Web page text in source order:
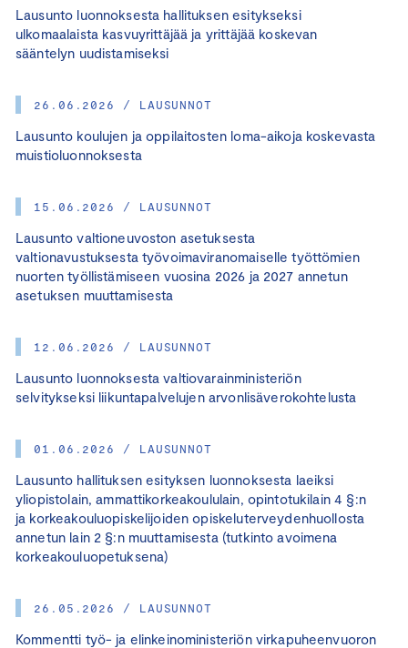
Lausunto luonnoksesta hallituksen esitykseksi
ulkomaalaista kasvuyrittäjää ja yrittäjää koskevan
sääntelyn uudistamiseksi
26.06.2026 / LAUSUNNOT
Lausunto koulujen ja oppilaitosten loma-aikoja koskevasta
muistioluonnoksesta
15.06.2026 / LAUSUNNOT
Lausunto valtioneuvoston asetuksesta
valtionavustuksesta työvoimaviranomaiselle työttömien
nuorten työllistämiseen vuosina 2026 ja 2027 annetun
asetuksen muuttamisesta
12.06.2026 / LAUSUNNOT
Lausunto luonnoksesta valtiovarainministeriön
selvitykseksi liikuntapalvelujen arvonlisäverokohtelusta
01.06.2026 / LAUSUNNOT
Lausunto hallituksen esityksen luonnoksesta laeiksi
yliopistolain, ammattikorkeakoululain, opintotukilain 4 §:n
ja korkeakouluopiskelijoiden opiskeluterveydenhuollosta
annetun lain 2 §:n muuttamisesta (tutkinto avoimena
korkeakouluopetuksena)
26.05.2026 / LAUSUNNOT
Kommentti työ- ja elinkeinoministeriön virkapuheenvuoron